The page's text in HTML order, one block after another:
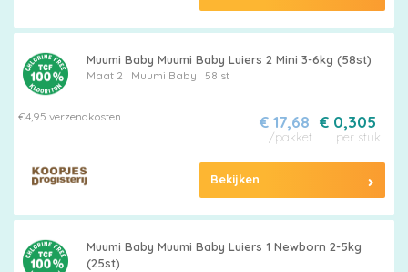
Muumi Baby Muumi Baby Luiers 2 Mini 3-6kg (58st)
Maat 2 Muumi Baby 58 st
€4,95 verzendkosten € 0,305
per stuk
€ 17,68
/pakket
Bekijken
Muumi Baby Muumi Baby Luiers 1 Newborn 2-5kg
(25st)